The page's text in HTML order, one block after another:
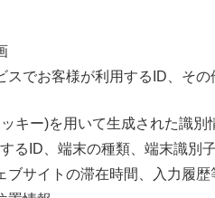
スでお客様が利用するID、そ
キー)を用いて生成された識別
るID、端末の種類、端末識別
ブサイトの滞在時間、入力履